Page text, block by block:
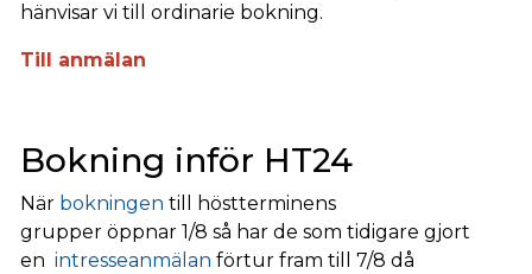
hänvisar vi till ordinarie bokning.
Till anmälan
Bokning inför HT24
När bokningen till höstterminens
grupper öppnar 1/8 så har de som tidigare gjort
en intresseanmälan förtur fram till 7/8 då